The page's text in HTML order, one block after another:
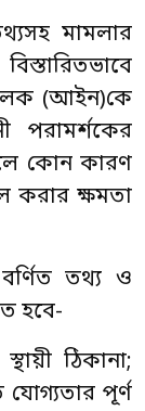
মামলার
(আইন)কে
কোন কারণ
করার ক্ষমতা
তথ্য ও
হবে-
ঠিকানা;
যোগ্যতার পূর্ণ